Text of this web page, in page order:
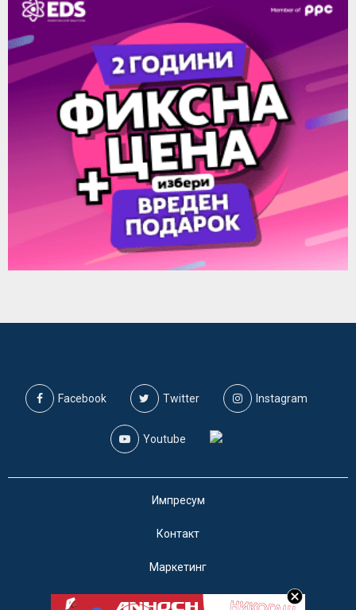
Facebook Twitter Instagram
Youtube
Импресум
Контакт
Маркетинг
Услови за користење